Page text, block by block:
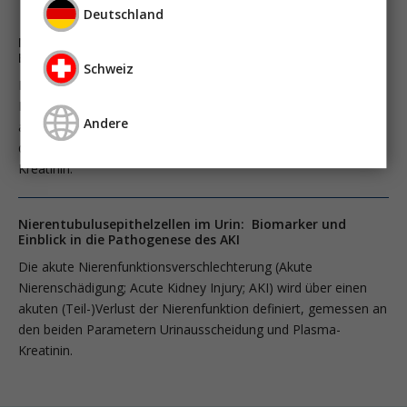
Nierentubulusepithelzellen im Urin: Biomarker und
Einblick in die Pathogenese des AKI
Die akute Nierenfunktionsverschlechterung (Akute
Nierenschädigung; ­Acute Kidney Injury; AKI) wird über einen
akuten (Teil-)Verlust der Nierenfunktion definiert, gemessen an
den beiden Parametern Urinausscheidung und Plasma-
Kreatinin.
Nierentubulusepithelzellen im Urin: Biomarker und
Einblick in die Pathogenese des AKI
Die akute Nierenfunktionsverschlechterung (Akute
Nierenschädigung; ­Acute Kidney Injury; AKI) wird über einen
akuten (Teil-)Verlust der Nierenfunktion definiert, gemessen an
den beiden Parametern Urinausscheidung und Plasma-
Kreatinin.
Deutschland
Schweiz
Andere